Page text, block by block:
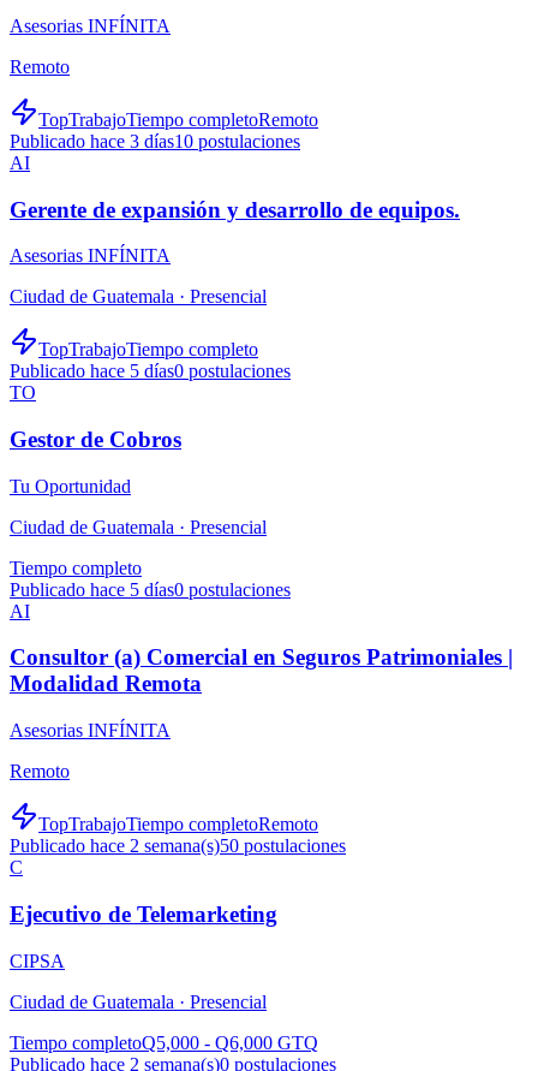
Asesorias INFÍNITA
Remoto
TopTrabajoTiempo completoRemoto
Publicado hace 3 días10 postulaciones
AI
Gerente de expansión y desarrollo de equipos.
Asesorias INFÍNITA
Ciudad de Guatemala · Presencial
TopTrabajoTiempo completo
Publicado hace 5 días0 postulaciones
TO
Gestor de Cobros
Tu Oportunidad
Ciudad de Guatemala · Presencial
Tiempo completo
Publicado hace 5 días0 postulaciones
AI
Consultor (a) Comercial en Seguros Patrimoniales |
Modalidad Remota
Asesorias INFÍNITA
Remoto
TopTrabajoTiempo completoRemoto
Publicado hace 2 semana(s)50 postulaciones
C
Ejecutivo de Telemarketing
CIPSA
Ciudad de Guatemala · Presencial
Tiempo completoQ5,000 - Q6,000 GTQ
Publicado hace 2 semana(s)0 postulaciones